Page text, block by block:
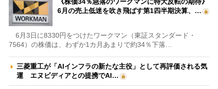
《株価34％急落のワークマンに特大反転の期待》
6月の売上低迷を吹き飛ばす第1四半期決算、…
6月3日に8330円をつけたワークマン（東証スタンダード・
7564）の株価は、わずか1カ月あまりで約34％下落…
三菱重工が「AIインフラの新たな主役」として再評価される気
運 エヌビディアとの提携でAI…